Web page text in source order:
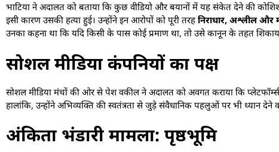
भाटिया ने अदालत को बताया कि कुछ वीडियो और बयानों में यह संकेत देने की
इसी कारण उसकी हत्या हुई। उन्होंने इन आरोपों को पूरी तरहनिराधार, अश्लील और
उनका कहना था कि यदि किसी के पास कोई प्रमाण था, तो उसे कानून के तहत
सोशल मीडिया कंपनियों का पक्ष
सोशल मीडिया मंचों की ओर से पेश वकील ने अदालत को अवगत कराया कि
हालांकि, उन्होंने अभिव्यक्ति की स्वतंत्रता से जुड़े संवैधानिक पहलुओं पर भी ध्यान देने
अंकिता भंडारी मामला: पृष्ठभूमि